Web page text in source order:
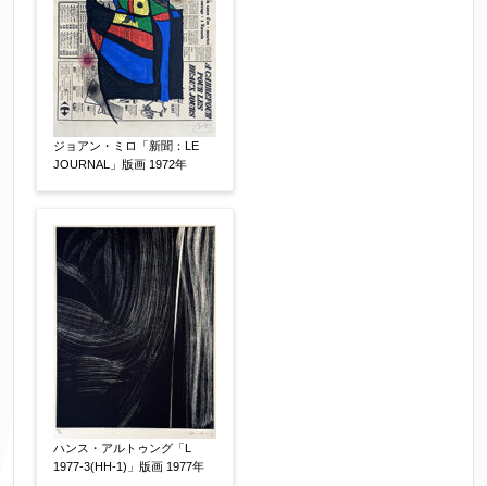
ジョアン・ミロ「新聞：LE
JOURNAL」版画 1972年
ハンス・アルトゥング「L
1977-3(HH-1)」版画 1977年